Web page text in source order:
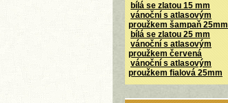
bílá se zlatou 15 mm
vánoční s atlasovým
proužkem šampaň 25mm
bílá se zlatou 25 mm
vánoční s atlasovým
proužkem červená
vánoční s atlasovým
proužkem fialová 25mm